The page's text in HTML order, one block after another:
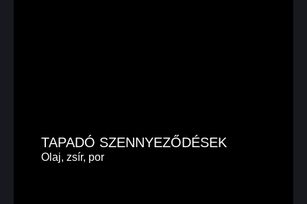
TAPADÓ SZENNYEZŐDÉSEK
Olaj, zsír, por